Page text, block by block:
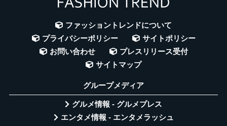
ファッショントレンドについて
プライバシーポリシー
サイトポリシー
お問い合わせ
プレスリリース受付
サイトマップ
グループメディア
グルメ情報 - グルメプレス
エンタメ情報 - エンタメラッシュ